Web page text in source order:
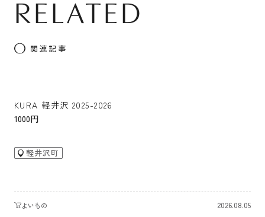
RELATED
関連記事
KURA 軽井沢 2025-2026
1000円
軽井沢町
よいもの 2026.08.05